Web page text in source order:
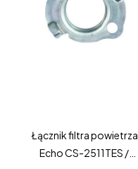
Łącznik filtra powietrza
Echo CS-2511TES /